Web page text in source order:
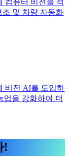
컴퓨터 비전을 적
및 차량 자동화
비전 AI를 도입하
업을 강화하여 더
!